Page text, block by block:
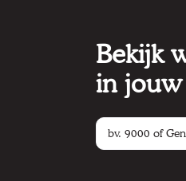
Bekijk
in